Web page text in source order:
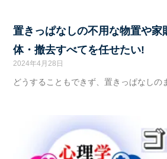
置きっぱなしの不用な物置や家
体・撤去すべてを任せたい!
2024年4月28日
どうすることもできず、置きっぱなしの